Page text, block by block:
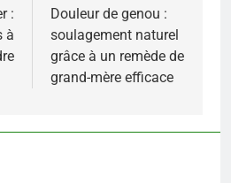
:
à
Douleur de genou :
soulagement naturel
grâce à un remède de
grand-mère efficace